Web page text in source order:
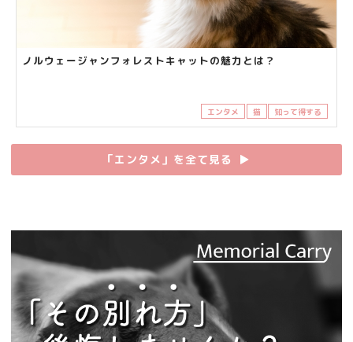
ノルウェージャンフォレストキャットの魅力とは？
エンタメ 猫 知って得する
「エンタメ」を全て見る ▶︎